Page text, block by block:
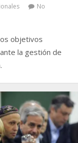
No
objetivos
la gestión de